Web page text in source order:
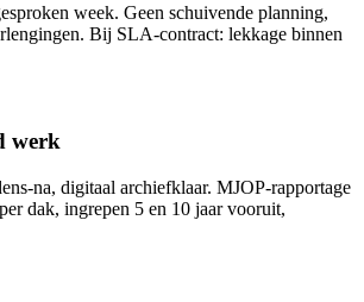
week. Geen schuivende planning,
Bij SLA-contract: lekkage binnen
werk
na, digitaal archiefklaar. MJOP-rapportage
dak, ingrepen 5 en 10 jaar vooruit,